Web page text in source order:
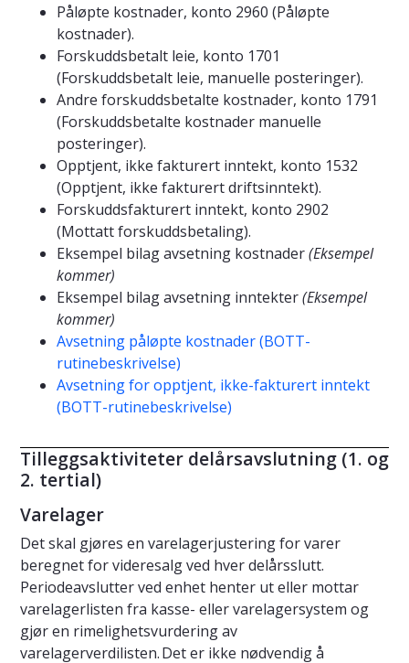
Påløpte kostnader, konto 2960 (Påløpte
kostnader).
Forskuddsbetalt leie, konto 1701
(Forskuddsbetalt leie, manuelle posteringer).
Andre forskuddsbetalte kostnader, konto 1791
(Forskuddsbetalte kostnader manuelle
posteringer).
Opptjent, ikke fakturert inntekt, konto 1532
(Opptjent, ikke fakturert driftsinntekt).
Forskuddsfakturert inntekt, konto 2902
(Mottatt forskuddsbetaling).
Eksempel bilag avsetning kostnader(Eksempel
kommer)
Eksempel bilag avsetning inntekter(Eksempel
kommer)
Avsetning påløpte kostnader (BOTT-
rutinebeskrivelse)
Avsetning for opptjent, ikke-fakturert inntekt
(BOTT-rutinebeskrivelse)
Tilleggsaktiviteter delårsavslutning (1. og
2. tertial)
Varelager
Det skal gjøres en varelagerjustering for varer
beregnet for videresalg ved hver delårsslutt.
Periodeavslutter ved enhet henter ut eller mottar
varelagerlisten fra kasse- eller varelagersystem og
gjør en rimelighetsvurdering av
varelagerverdilisten. Det er ikke nødvendig å